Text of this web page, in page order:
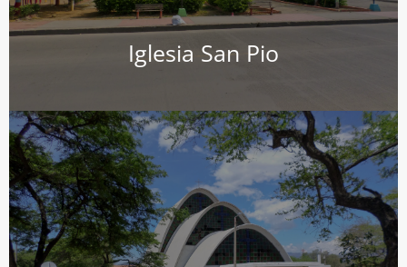
Iglesia San Pio
Fue creada el 9 de abril en el año 1976, se sitúa en una de
La parro­quia Nuestra Señora de La Candelaria, un templo
que guarda la esperanza de los fieles en Jesucristo y,
además, es un icono arquitectónico en la ciudad.